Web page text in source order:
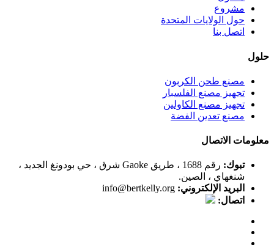
مشروع
حول الولايات المتحدة
اتصل بنا
حلول
مصنع طحن الكربون
تجهيز مصنع الفلسبار
تجهيز مصنع الكاولين
مصنع تعدين الفضة
معلومات الاتصال
تبوك:
رقم 1688 ، طريق Gaoke شرق ، حي بودونغ الجديد ،
شنغهاي ، الصين.
البريد الإلكتروني: info@bertkelly.org
اتصال: